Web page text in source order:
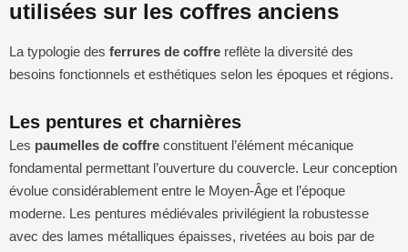
utilisées sur les coffres anciens
La typologie des ferrures de coffre reflète la diversité des
besoins fonctionnels et esthétiques selon les époques et régions.
Les pentures et charnières
Les paumelles de coffre constituent l’élément mécanique
fondamental permettant l’ouverture du couvercle. Leur conception
évolue considérablement entre le Moyen-Âge et l’époque
moderne. Les pentures médiévales privilégient la robustesse
avec des lames métalliques épaisses, rivetées au bois par de